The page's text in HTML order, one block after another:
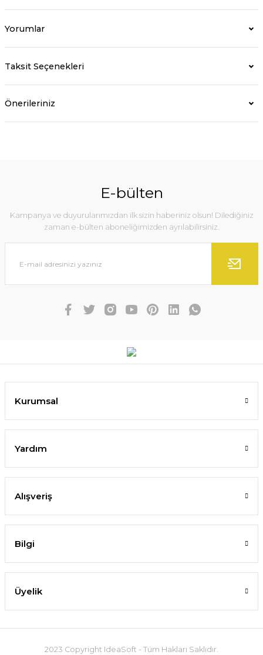
Yorumlar
Taksit Seçenekleri
Önerileriniz
E-bülten
Kampanya ve duyurularımızdan ilk sizin haberiniz olsun! Dilediğiniz
zaman e-bülten aboneliğimizden ayrılabilirsiniz.
Kurumsal
Yardım
Alışveriş
Bilgi
Üyelik
2023 Copyright IdeaSoft - Tüm Hakları Saklıdır.